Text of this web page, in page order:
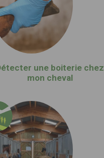
une boiterie chez
mon cheval